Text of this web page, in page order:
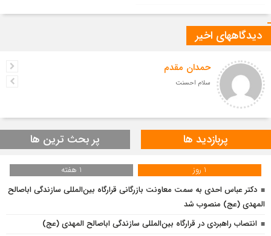
دیدگاههای اخیر
حمدان مقدم
سلام احسنت
پربازدید ها پر بحث ترین ها
1 روز
1 هفته
دکتر عباس احدی به سمت معاونت بازرگانی قرارگاه بین‌المللی سازندگی اباصالح
المهدی (عج) منصوب شد
انتصاب راهبردی در قرارگاه بین‌المللی سازندگی اباصالح المهدی (عج)